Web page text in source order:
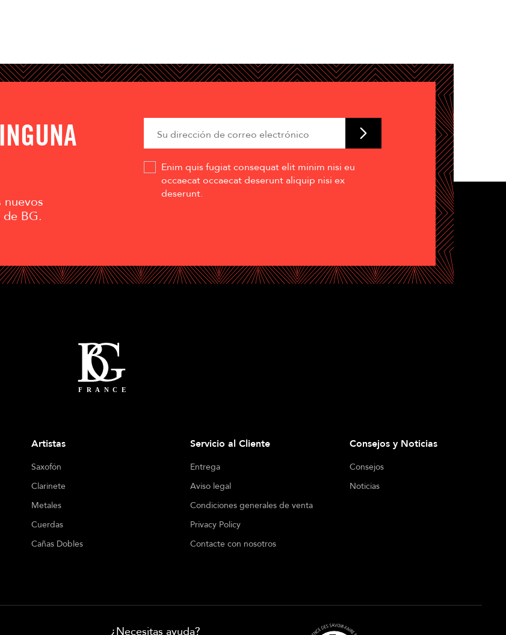
BG.
Enim quis fugiat consequat elit minim nisi eu
occaecat occaecat deserunt aliquip nisi ex
deserunt.
Artistas
Saxofón
Clarinete
Metales
Cuerdas
Cañas Dobles
Servicio al Cliente
Entrega
Aviso legal
Condiciones generales de venta
Privacy Policy
Contacte con nosotros
Consejos y Noticias
Consejos
Noticias
¿Necesitas ayuda?